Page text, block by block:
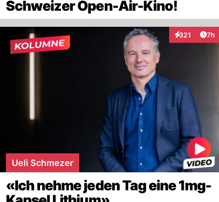
Schweizer Open-Air-Kino!
321
Interaktionen
7h
Ueli Schmezer
«Ich nehme jeden Tag eine 1mg-